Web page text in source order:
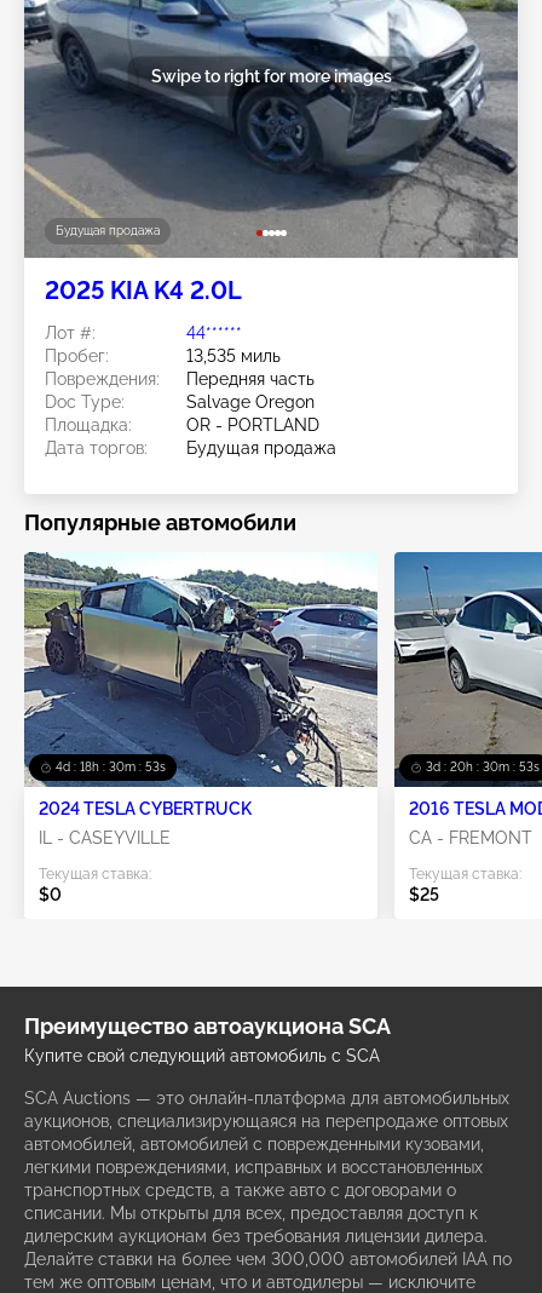
Будущая продажа
Swipe to right for more images
2025 KIA K4 2.0L
Лот #:
44******
Пробег:
13,535 миль
Повреждения:
Передняя часть
Doc Type:
Salvage Oregon
Площадка:
OR - PORTLAND
Дата торгов:
Будущая продажа
Популярные автомобили
4d : 18h : 30m : 52s
2024 TESLA CYBERTRUCK
IL - CASEYVILLE
Текущая ставка:
$0
3d : 20h : 30m : 52s
2016 TESLA
CA - FREMONT
Текущая ставка:
$25
Преимущество автоаукциона SCA
Купите свой следующий автомобиль с SCA
SCA Auctions — это онлайн-платформа для автомобильных
аукционов, специализирующаяся на перепродаже оптовых
автомобилей, автомобилей с поврежденными кузовами,
легкими повреждениями, исправных и восстановленных
транспортных средств, а также авто с договорами о
списании. Мы открыты для всех, предоставляя доступ к
дилерским аукционам без требования лицензии дилера.
Делайте ставки на более чем 300,000 автомобилей IAA по
тем же оптовым ценам, что и автодилеры — исключите